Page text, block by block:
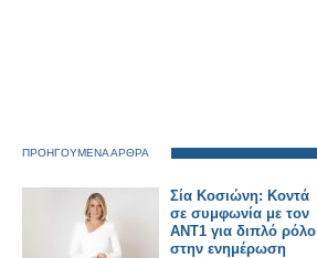
ΠΡΟΗΓΟΥΜΕΝΑ ΑΡΘΡΑ
Σία Κοσιώνη: Κοντά
σε συμφωνία με τον
ΑΝΤ1 για διπλό ρόλο
στην ενημέρωση